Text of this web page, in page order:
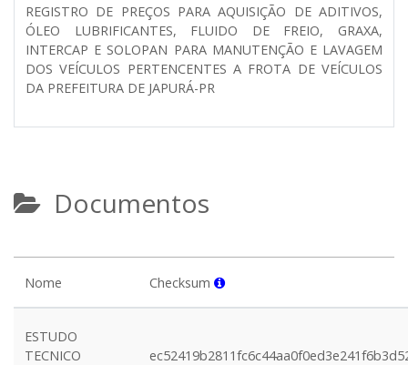
REGISTRO DE PREÇOS PARA AQUISIÇÃO DE ADITIVOS,
ÓLEO LUBRIFICANTES, FLUIDO DE FREIO, GRAXA,
INTERCAP E SOLOPAN PARA MANUTENÇÃO E LAVAGEM
DOS VEÍCULOS PERTENCENTES A FROTA DE VEÍCULOS
DA PREFEITURA DE JAPURÁ-PR
Documentos
Nome Checksum
ESTUDO
TECNICO